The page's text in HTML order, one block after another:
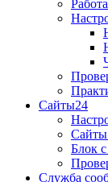
Сайты24
Сайты
Блок
Служба